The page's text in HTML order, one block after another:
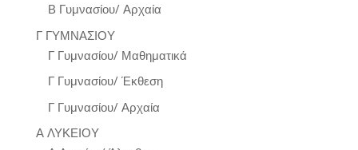
Β Γυμνασίου/ Αρχαία
Γ ΓΥΜΝΑΣΙΟΥ
Γ Γυμνασίου/ Μαθηματικά
Γ Γυμνασίου/ Έκθεση
Γ Γυμνασίου/ Αρχαία
Α ΛΥΚΕΙΟΥ